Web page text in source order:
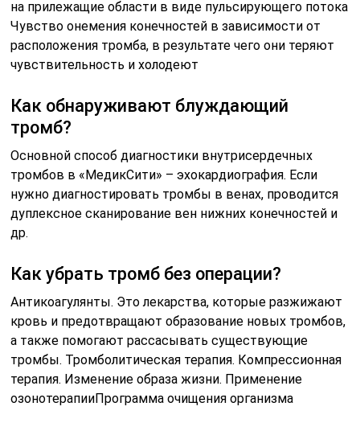
на прилежащие области в виде пульсирующего потока
Чувство онемения конечностей в зависимости от
расположения тромба, в результате чего они теряют
чувствительность и холодеют
Как обнаруживают блуждающий
тромб?
Основной способ диагностики внутрисердечных
тромбов в «МедикСити» – эхокардиография. Если
нужно диагностировать тромбы в венах, проводится
дуплексное сканирование вен нижних конечностей и
др.
Как убрать тромб без операции?
Антикоагулянты. Это лекарства, которые разжижают
кровь и предотвращают образование новых тромбов,
а также помогают рассасывать существующие
тромбы. Тромболитическая терапия. Компрессионная
терапия. Изменение образа жизни. Применение
озонотерапииПрограмма очищения организма